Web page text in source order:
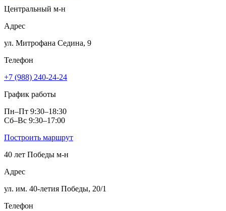
Центральный м‑н
Адрес
ул. Митрофана Седина, 9
Телефон
+7 (988) 240-24-24
График работы
Пн–Пт 9:30–18:30
Сб–Вс 9:30–17:00
Построить маршрут
40 лет Победы м‑н
Адрес
ул. им. 40‑летия Победы, 20/1
Телефон